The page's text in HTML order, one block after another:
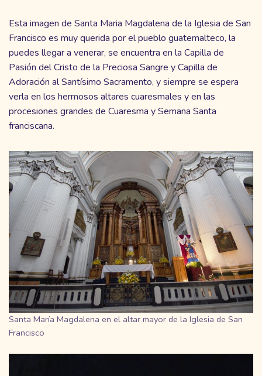
Esta imagen de Santa Maria Magdalena de la Iglesia de San
Francisco es muy querida por el pueblo guatemalteco, la
puedes llegar a venerar, se encuentra en la Capilla de
Pasión del Cristo de la Preciosa Sangre y Capilla de
Adoración al Santísimo Sacramento, y siempre se espera
verla en los hermosos altares cuaresmales y en las
procesiones grandes de Cuaresma y Semana Santa
franciscana.
Santa María Magdalena en el altar mayor de la Iglesia de San
Francisco